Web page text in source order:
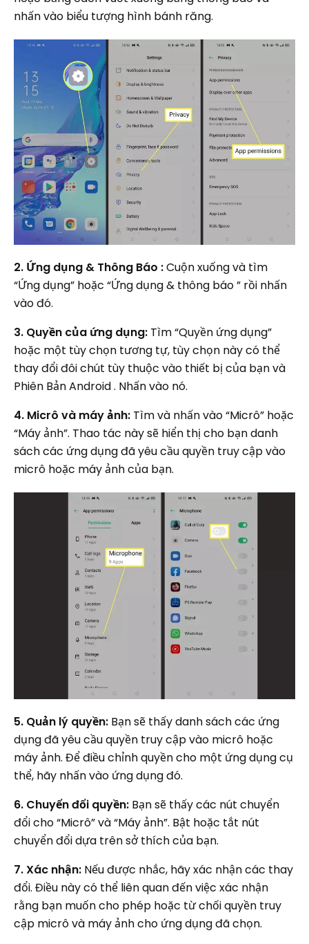
nhấn vào biểu tượng hình bánh răng.
2. Ứng dụng & Thông Báo :Cuộn xuống và tìm
“Ứng dụng” hoặc “Ứng dụng & thông báo ” rồi nhấn
vào đó.
3. Quyền của ứng dụng: Tìm “Quyền ứng dụng”
hoặc một tùy chọn tương tự, tùy chọn này có thể
thay đổi đôi chút tùy thuộc vào thiết bị của bạn và
Phiên Bản Android . Nhấn vào nó.
4. Micrô và máy ảnh: Tìm và nhấn vào “Micrô” hoặc
“Máy ảnh”. Thao tác này sẽ hiển thị cho bạn danh
sách các ứng dụng đã yêu cầu quyền truy cập vào
micrô hoặc máy ảnh của bạn.
5. Quản lý quyền: Bạn sẽ thấy danh sách các ứng
dụng đã yêu cầu quyền truy cập vào micrô hoặc
máy ảnh. Để điều chỉnh quyền cho một ứng dụng cụ
thể, hãy nhấn vào ứng dụng đó.
6. Chuyển đổi quyền: Bạn sẽ thấy các nút chuyển
đổi cho “Micrô” và “Máy ảnh”. Bật hoặc tắt nút
chuyển đổi dựa trên sở thích của bạn.
7. Xác nhận: Nếu được nhắc, hãy xác nhận các thay
đổi. Điều này có thể liên quan đến việc xác nhận
rằng bạn muốn cho phép hoặc từ chối quyền truy
cập micrô và máy ảnh cho ứng dụng đã chọn.